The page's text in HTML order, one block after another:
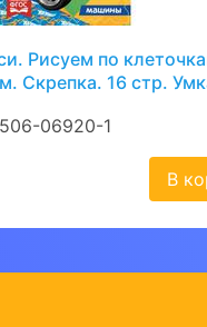
Рисуем по
Скрепка. 16 стр.
06920-1
В